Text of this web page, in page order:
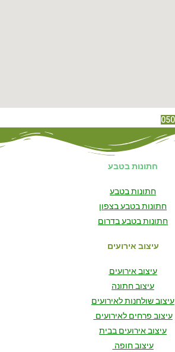
חתונות בטבע
חתונות בטבע
חתונות בטבע בצפון
חתונות בטבע בדרום
עיצוב אירועים
עיצוב אירועים
עיצוב חתונה
עיצוב שולחנות לאירועים
עיצוב פרחים לאירועים
עיצוב אירועים בבית
עיצוב חופה